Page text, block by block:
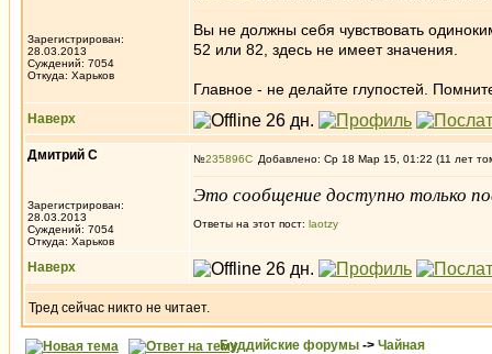
Зарегистрирован:
28.03.2013
Суждений: 7054
Откуда: Харьков
Вы не должны себя чувствовать
52 или 82, здесь не имеет значения.
Главное - не делайте глупостей.
Наверх
Дмитрий С
Зарегистрирован:
28.03.2013
Суждений: 7054
Откуда: Харьков
№235896 Добавлено: Ср 18 Мар 15, 01:22 (11 лет
Это сообщение доступно только
Ответы на этот пост: laotzy
Наверх
Тред сейчас никто не читает.
Буддийские форумы -> Чайная